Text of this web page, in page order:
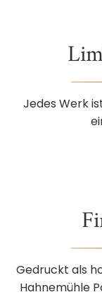
Jedes Werk
Gedruckt als
Hahnemühle